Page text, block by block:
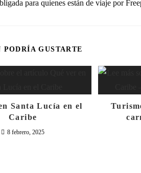
para quienes están de viaje por
PODRÍA GUSTARTE
Santa Lucía en el
Caribe
8 febrero, 2025